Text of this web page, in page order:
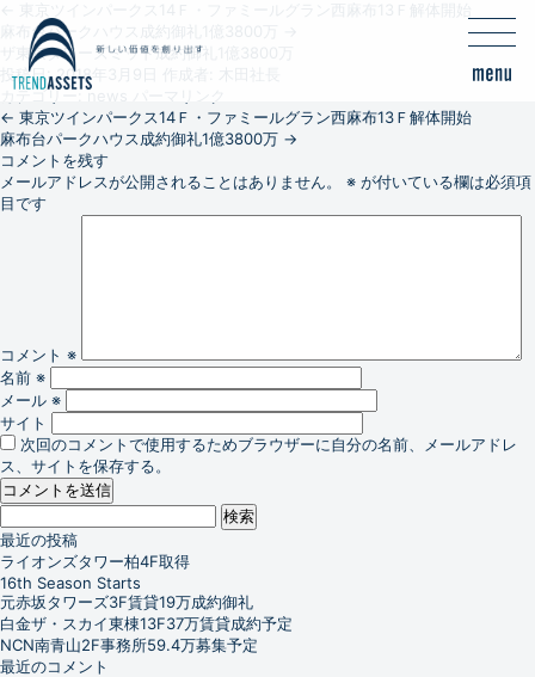
麻布台パークハウス成約御礼1億3800万
ザ東京タワーズミッド成約御礼1億3800万
投稿日: 2018年3月9日
カテゴリー:news
← 東京ツインパークス14Ｆ・ファミールグラン西麻布13Ｆ解体開始
麻布台パークハウス成約御礼1億3800万 →
コメントを残す
メールアドレスが公開されることはありません。
※ が付いている欄は必須項
目です
コメント ※
名前 ※
メール ※
サイト
次回のコメントで使用するためブラウザーに自分の名前、メールアドレ
ス、サイトを保存する。
検
索:
最近の投稿
ライオンズタワー柏4F取得
16th Season Starts
元赤坂タワーズ3F賃貸19万成約御礼
白金ザ・スカイ東棟13F37万賃貸成約予定
NCN南青山2F事務所59.4万募集予定
最近のコメント